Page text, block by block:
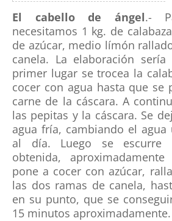
El cabello de ángel.-
necesitamos 1 kg. de
de azúcar, medio límón
canela. La elaboración
primer lugar se trocea la
cocer con agua hasta que se
carne de la cáscara. A
las pepitas y la cáscara. Se
agua fría, cambiando el agua
al día. Luego se escurre
obtenida,
pone a cocer con azúcar,
las dos ramas de canela,
en su punto, que se
15 minutos aproximadamente.